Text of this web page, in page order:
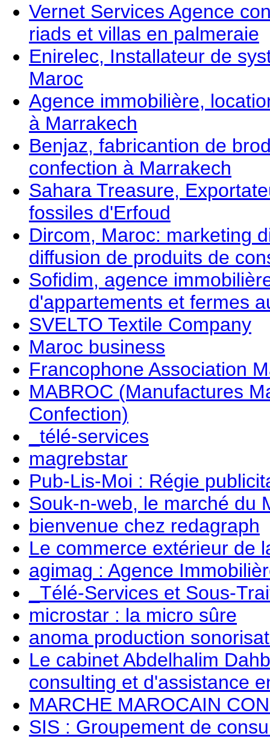
Vernet Services Agence
riads et villas en palmeraie
Enirelec, Installateur de
Maroc
Agence immobilière,
à Marrakech
Benjaz, fabricantion de
confection à Marrakech
Sahara Treasure,
fossiles d'Erfoud
Dircom, Maroc: marketing
diffusion de produits de
Sofidim, agence
d'appartements et fermes
SVELTO Textile Company
Maroc business
Francophone Association
MABROC (Manufactures
Confection)
_télé-services
magrebstar
Pub-Lis-Moi : Régie
Souk-n-web, le marché du
bienvenue chez redagraph
Le commerce extérieur de
agimag : Agence
_Télé-Services et Sous-
microstar : la micro sûre
anoma production
Le cabinet Abdelhalim
consulting et d'assistance
MARCHE MAROCAIN
SIS : Groupement de